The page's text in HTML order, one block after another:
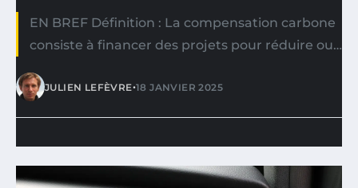
EN BREF Définition : La compensation carbone
consiste à financer des projets pour réduire ou…
JULIEN LEFÈVRE•18 JANVIER 2025